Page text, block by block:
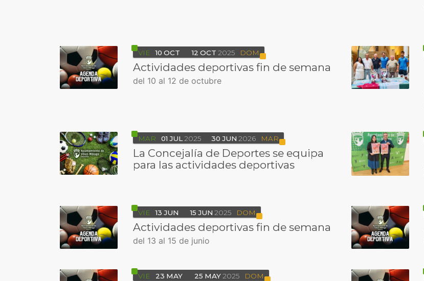
VIE 10 OCT 12 OCT 2025 DOM
Actividades deportivas fin de semana
del 10 al 12 de octubre
MAR 01 JUL 2025 30 JUN 2026 MAR
La Concejalía de Deportes se equipa
para las actividades deportivas
VIE 13 JUN 15 JUN 2025 DOM
Actividades deportivas fin de semana
del 13 al 15 de junio
VIE 23 MAY 25 MAY 2025 DOM